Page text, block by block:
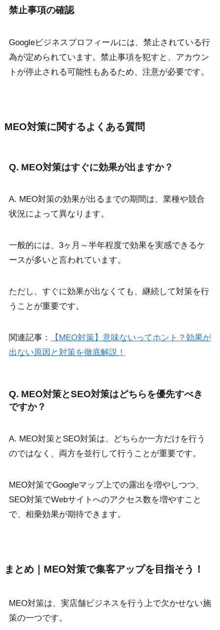
禁止事項の確認
Googleビジネスプロフィールには、禁止されている行
為が定められています。禁止事項を犯すと、アカウン
トが停止される可能性もあるため、注意が必要です。
MEO対策に関するよくある質問
Q. MEO対策はすぐに効果が出ますか？
A. MEO対策の効果が出るまでの期間は、業種や競合
状況によって異なります。
一般的には、3ヶ月～半年程度で効果を実感できるケ
ースが多いと言われています。
ただし、すぐに効果が出なくても、継続して対策を行
うことが重要です。
関連記事：
【MEO対策】意味ないってホント？効果が
出ない原因と対策を徹底解説！
Q. MEO対策とSEO対策はどちらを優先すべき
ですか？
A. MEO対策とSEO対策は、どちらか一方だけを行う
のではなく、両方を並行して行うことが重要です。
MEO対策でGoogleマップ上での露出を増やしつつ、
SEO対策でWebサイトへのアクセス数を増やすこと
で、相乗効果が期待できます。
まとめ｜MEO対策で集客アップを目指そう！
MEO対策は、実店舗ビジネスを行う上で欠かせない施
策の一つです。